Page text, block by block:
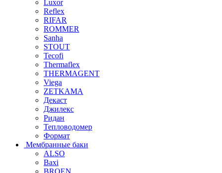
Luxor
Reflex
RIFAR
ROMMER
Sanha
STOUT
Tecofi
Thermaflex
THERMAGENT
Viega
ZETKAMA
Декаст
Джилекс
Ридан
Тепловодомер
Формат
Мембранные баки
ALSO
Baxi
BROEN